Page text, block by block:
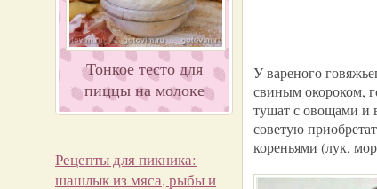
Тонкое тесто для
пиццы на молоке
Рецепты для пикника:
шашлык из мяса, рыбы и
У вареного
свиным окороком,
тушат с овощами и
советую
кореньями (лук,